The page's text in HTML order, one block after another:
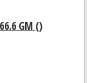
GM ()